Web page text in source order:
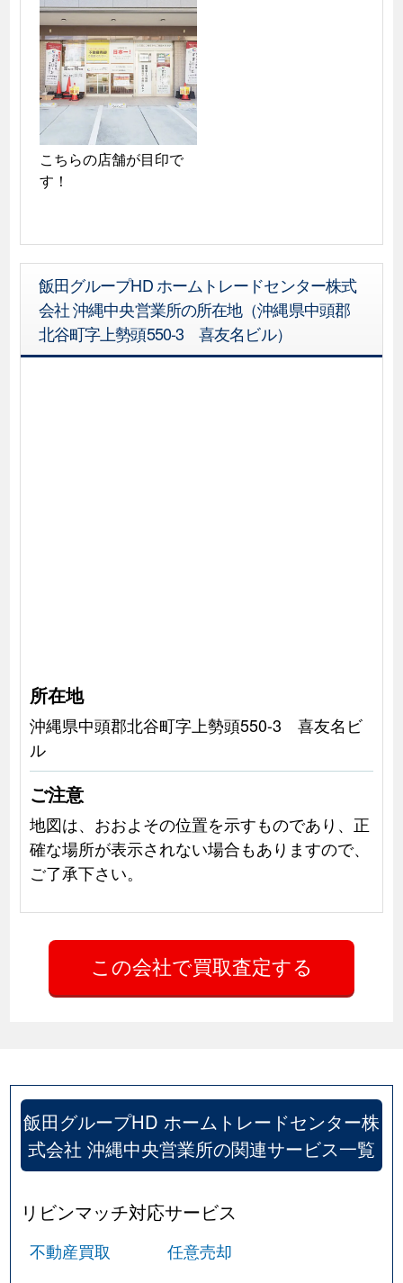
こちらの店舗が目印で
す！
飯田グループHD ホームトレードセンター株式
会社 沖縄中央営業所の所在地（沖縄県中頭郡
北谷町字上勢頭550-3 喜友名ビル）
所在地
沖縄県中頭郡北谷町字上勢頭550-3 喜友名ビ
ル
ご注意
地図は、おおよその位置を示すものであり、正
確な場所が表示されない場合もありますので、
ご了承下さい。
飯田グループHD ホームトレードセンター株
式会社 沖縄中央営業所の関連サービス一覧
リビンマッチ対応サービス
不動産買取
任意売却